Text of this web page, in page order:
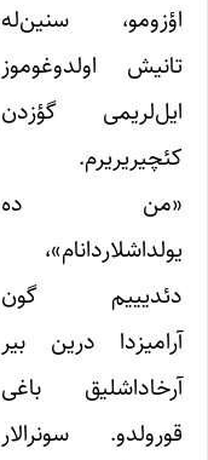
اؤزومو، سنین‌له
تانیش اولدوغوموز
ایل‌لریمی گؤزدن
کئچیریریرم.
«من ده
یولداشلاردانام»،
دئدیییم گون
آرامیزدا درین بیر
آرخاداشلیق باغی
قورولدو. سونرالار